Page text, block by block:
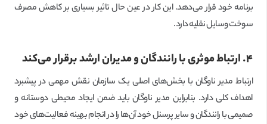
برنامه خود قرار می‌دهد. این کار در عین حال تاثیر بسیاری بر کاهش مصرف
سوخت وسایل نقلیه دارد.
۴. ارتباط موثری با رانندگان و مدیران ارشد برقرار می‌کند
ارتباط مدیر ناوگان با بخش‌های اصلی یک سازمان نقش مهمی در پیشبرد
اهداف کلی دارد. بنابراین مدیر ناوگان باید ضمن ایجاد محیطی دوستانه و
صمیمی با رانندگان و سایر پرسنل خود آن‌ها را در انجام بهینه فعالیت‌های خود